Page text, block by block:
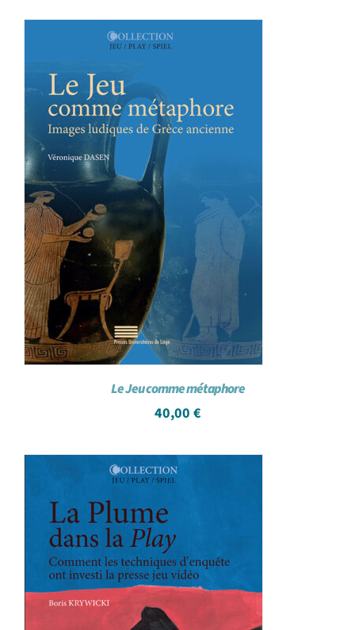
Le Jeu comme métaphore
40,00 €